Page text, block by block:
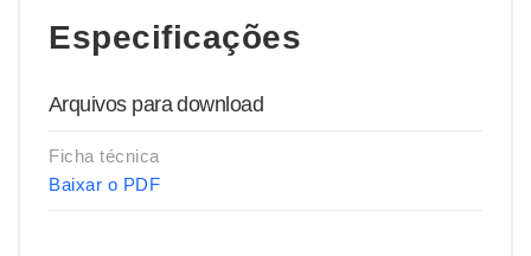
Especificações
Arquivos para download
Ficha técnica
Baixar o PDF